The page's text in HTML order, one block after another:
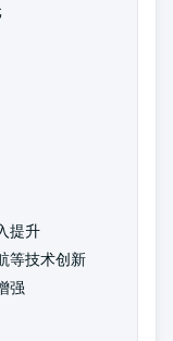
提升
等技术创新
强